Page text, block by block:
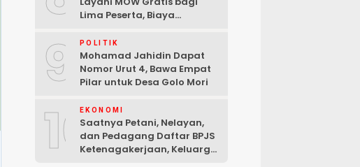
Lima Peserta, Biaya
9 POLITIK
Mohamad Jahidin Dapat
Nomor Urut 4, Bawa Empat
Pilar untuk Desa Golo Mori
10EKONOMI
Saatnya Petani, Nelayan,
dan Pedagang Daftar BPJS
Ketenagakerjaan, Keluarga